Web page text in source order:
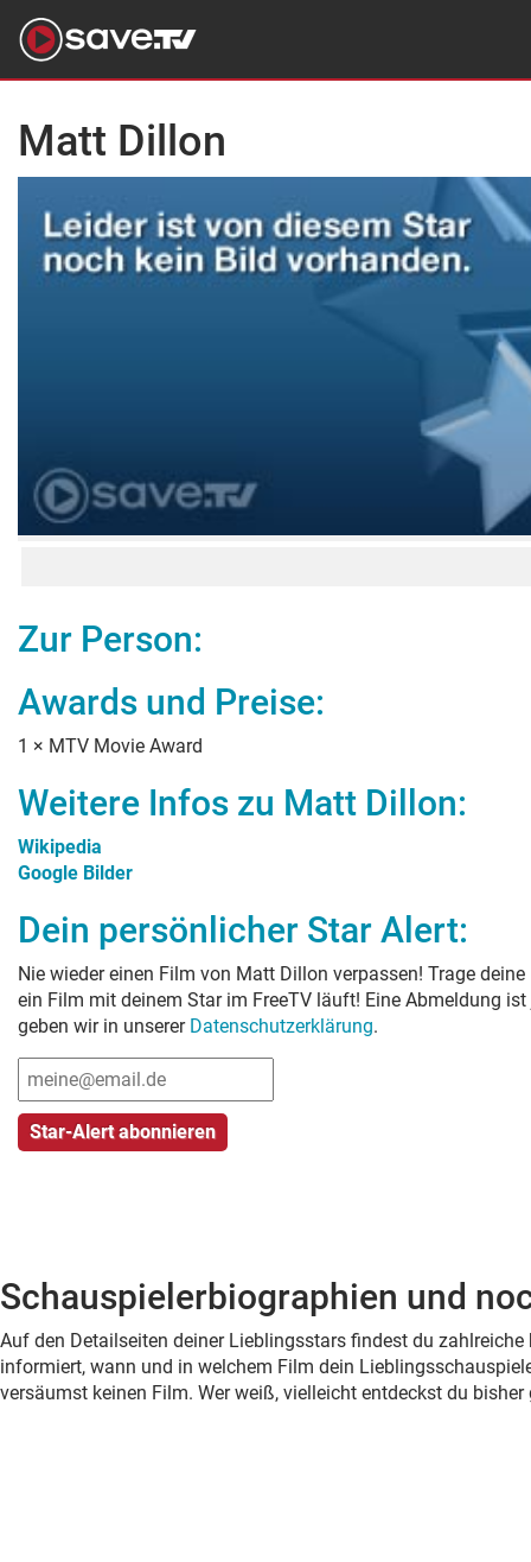
Matt Dillon
Zur Person:
Awards und Preise:
1 × MTV Movie Award
Weitere Infos zu Matt Dillon:
Wikipedia
Google Bilder
Dein persönlicher Star Alert:
Nie wieder einen Film von Matt Dillon verpassen! Trage
ein Film mit deinem Star im FreeTV läuft! Eine Abmeldung
geben wir in unserer Datenschutzerklärung.
Schauspielerbiographien und
Auf den Detailseiten deiner Lieblingsstars findest du
informiert, wann und in welchem Film dein
versäumst keinen Film. Wer weiß, vielleicht entdeckst du